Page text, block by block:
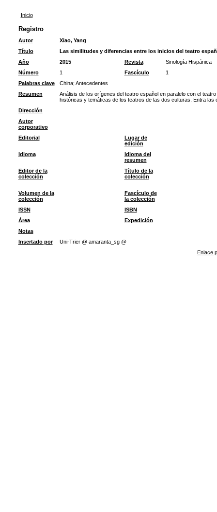
Inicio
Registro
Autor
Xiao, Yang
Título
Las similitudes y diferencias entre los inicios del teatro
Año
2015 Revista
Sinología Hispánica
Número
1 Fascículo
1
Palabras clave
China; Antecedentes
Resumen
Análisis de los orígenes del teatro español en paralelo con el
históricas y temáticas de los teatros de las dos culturas. Entra
Dirección
Autor
corporativo
Editorial
Lugar de
edición
Idioma
Idioma del
resumen
Editor de la
colección
Título de la
colección
Volumen de la
colección
Fascículo de
la colección
ISSN
ISBN
Área
Expedición
Notas
Insertado por
Uni-Trier @ amaranta_sg @
Enlace